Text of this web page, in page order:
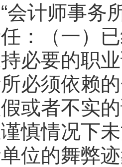
“会计师事务
：（一）
必要的职
必须依赖
或者不实
慎情况下
位的舞弊